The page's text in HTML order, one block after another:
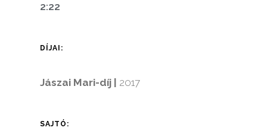
2:22
DÍJAI:
Jászai Mari-díj | 2017
SAJTÓ: